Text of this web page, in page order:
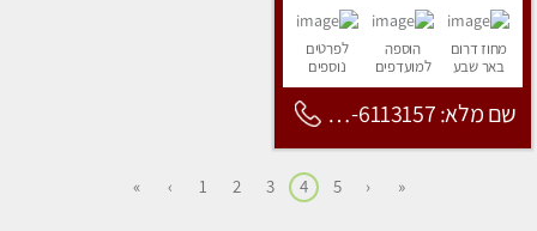
מחוז דרום
באר שבע
הוספה
למועדפים
לפרטים
נוספים
שם מלא: 053-6113157
«
‹
5
4
3
2
1
›
»